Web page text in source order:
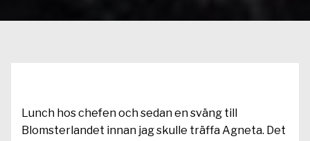
Lunch hos chefen och sedan en sväng till
Blomsterlandet innan jag skulle träffa Agneta. Det